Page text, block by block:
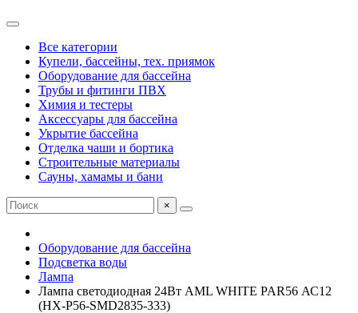
Все категории
Купели, бассейны, тех. приямок
Оборудование для бассейна
Трубы и фитинги ПВХ
Химия и тестеры
Аксессуары для бассейна
Укрытие бассейна
Отделка чаши и бортика
Строительные материалы
Сауны, хамамы и бани
×
Оборудование для бассейна
Подсветка воды
Лампа
Лампа светодиодная 24Вт AML WHITE PAR56 АС12
(HX-P56-SMD2835-333)